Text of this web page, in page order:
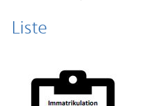
Liste